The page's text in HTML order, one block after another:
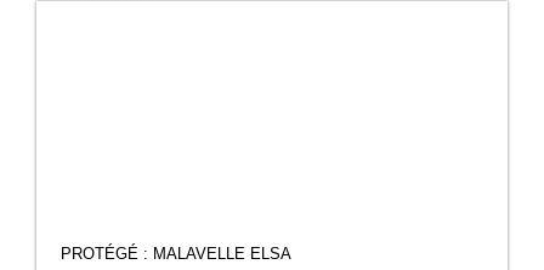
PROTÉGÉ : MALAVELLE ELSA